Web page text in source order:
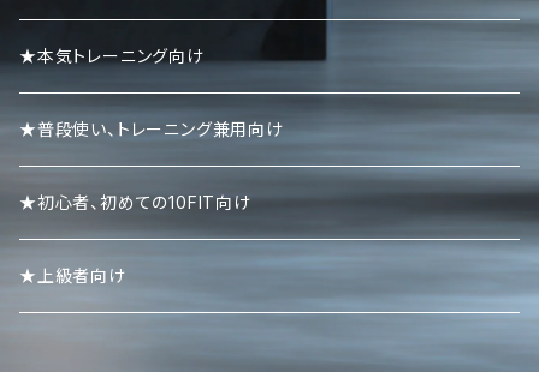
ニーラップ
リストラップ
リストストラップ
ハーフパンツ
キャップ
タンクトップ
ロンＴ
パーカー
スエット・トレーナー
★本気トレーニング向け
★普段使い、トレーニング兼用向け
★初心者、初めての10FIT向け
★上級者向け